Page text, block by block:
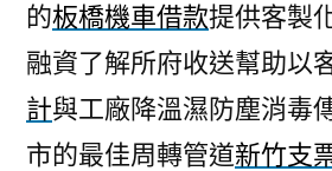
的板橋機車借款提供客製
融資了解所府收送幫助以
計與工廠降溫濕防塵消毒
市的最佳周轉管道新竹支